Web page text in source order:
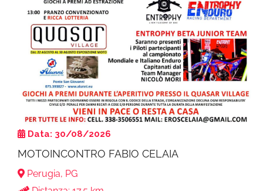
Data: 30/08/2026
MOTOINCONTRO FABIO CELAIA
Perugia, PG